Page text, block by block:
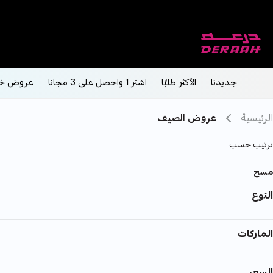
جديدنا الأكثر طلبًا اشتر 1 واحصل على 3 مجانا عروض
الرئيسية عروض الصيف
ترتيب حسب
مسح
النوع
الماركات